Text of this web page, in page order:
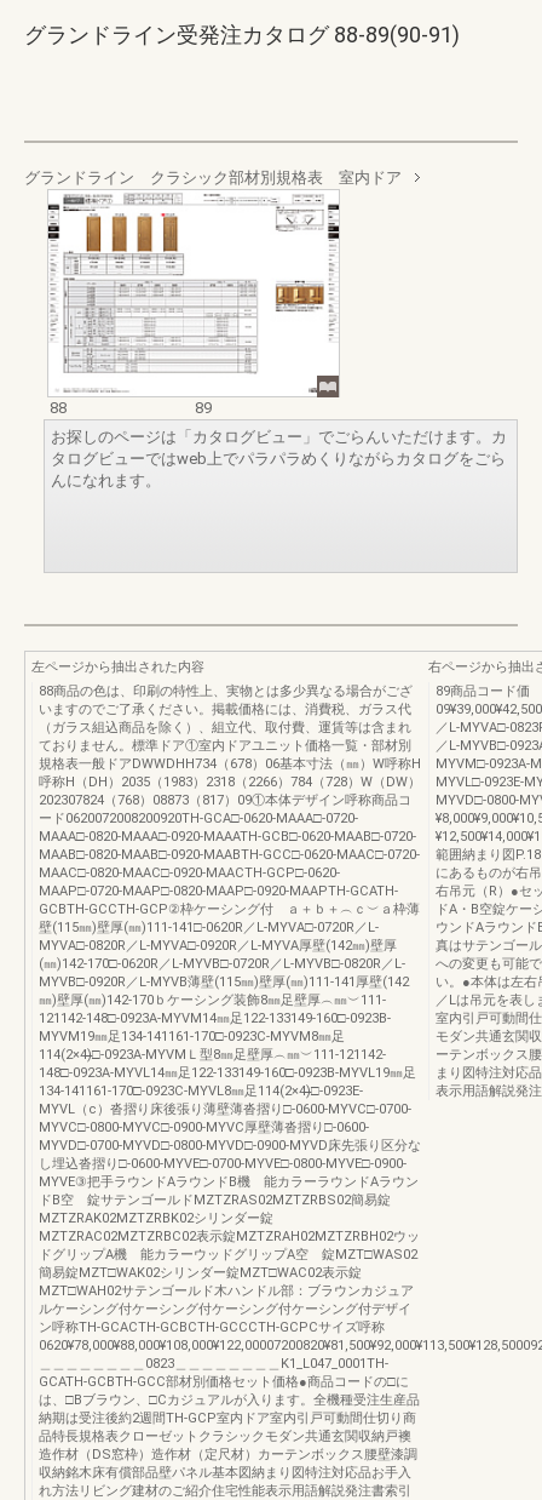
グランドライン受発注カタログ 88-89(90-91)
グランドライン クラシック部材別規格表 室内ドア
88
89
お探しのページは「カタログビュー」でごらんいただけます。カ
タログビューではweb上でパラパラめくりながらカタログをごら
んになれます。
左ページから抽出された内容
88商品の色は、印刷の特性上、実物とは多少異なる場合がござ
いますのでご了承ください。掲載価格には、消費税、ガラス代
（ガラス組込商品を除く）、組立代、取付費、運賃等は含まれ
ておりません。標準ドア①室内ドアユニット価格一覧・部材別
規格表一般ドアDWWDHH734（678）06基本寸法（㎜）W呼称H
呼称H（DH）2035（1983）2318（2266）784（728）W（DW）
202307824（768）08873（817）09①本体デザイン呼称商品コ
ード0620072008200920TH-GCA□-0620-MAAA□-0720-
MAAA□-0820-MAAA□-0920-MAAATH-GCB□-0620-MAAB□-0720-
MAAB□-0820-MAAB□-0920-MAABTH-GCC□-0620-MAAC□-0720-
MAAC□-0820-MAAC□-0920-MAACTH-GCP□-0620-
MAAP□-0720-MAAP□-0820-MAAP□-0920-MAAPTH-GCATH-
GCBTH-GCCTH-GCP②枠ケーシング付 ａ＋ｂ＋︵ｃ︶ａ枠薄
壁(115㎜)壁厚(㎜)111-141□-0620R／L-MYVA□-0720R／L-
MYVA□-0820R／L-MYVA□-0920R／L-MYVA厚壁(142㎜)壁厚
(㎜)142-170□-0620R／L-MYVB□-0720R／L-MYVB□-0820R／L-
MYVB□-0920R／L-MYVB薄壁(115㎜)壁厚(㎜)111-141厚壁(142
㎜)壁厚(㎜)142-170ｂケーシング装飾8㎜足壁厚︵㎜︶111-
121142-148□-0923A-MYVM14㎜足122-133149-160□-0923B-
MYVM19㎜足134-141161-170□-0923C-MYVM8㎜足
114(2×4)̶̶□-0923A-MYVMＬ型8㎜足壁厚︵㎜︶111-121142-
148□-0923A-MYVL14㎜足122-133149-160□-0923B-MYVL19㎜足
134-141161-170□-0923C-MYVL8㎜足114(2×4)̶̶□-0923E-
MYVL（c）沓摺り床後張り薄壁薄沓摺り□-0600-MYVC□-0700-
MYVC□-0800-MYVC□-0900-MYVC厚壁薄沓摺り□-0600-
MYVD□-0700-MYVD□-0800-MYVD□-0900-MYVD床先張り区分な
し埋込沓摺り□-0600-MYVE□-0700-MYVE□-0800-MYVE□-0900-
MYVE③把手ラウンドAラウンドB機 能カラーラウンドAラウン
ドB空 錠サテンゴールドMZTZRAS02MZTZRBS02簡易錠
MZTZRAK02MZTZRBK02シリンダー錠
MZTZRAC02MZTZRBC02表示錠MZTZRAH02MZTZRBH02ウッ
ドグリップA機 能カラーウッドグリップA空 錠MZT□WAS02
簡易錠MZT□WAK02シリンダー錠MZT□WAC02表示錠
MZT□WAH02サテンゴールド木ハンドル部：ブラウンカジュア
ルケーシング付ケーシング付ケーシング付ケーシング付デザイ
ン呼称TH-GCACTH-GCBCTH-GCCCTH-GCPCサイズ呼称
＿＿＿＿＿＿＿＿0823＿＿＿＿＿＿＿＿K1_L047_0001TH-
GCATH-GCBTH-GCC部材別価格セット価格●商品コードの□に
は、□Bブラウン、□Cカジュアルが入ります。全機種受注生産品
納期は受注後約2週間TH-GCP室内ドア室内引戸可動間仕切り商
品特長規格表クローゼットクラシックモダン共通玄関収納戸襖
造作材（DS窓枠）造作材（定尺材）カーテンボックス腰壁漆調
収納銘木床有償部品壁パネル基本図納まり図特注対応品お手入
れ方法リビング建材のご紹介住宅性能表示用語解説発注書索引
右ページから抽出
89商品コード価
／L-MYVA□-
／L-MYVB□-
MYVM□-0923A-
MYVL□-0923E-
MYVD□-0800-
範囲納まり図
にあるものが右
右吊元（R）●セ
ドA・B空錠ケー
ウンドAラウン
真はサテンゴー
への変更も可能
い。●本体は左右
／Lは吊元を表
室内引戸可動間
モダン共通玄関
ーテンボックス
まり図特注対応
表示用語解説発